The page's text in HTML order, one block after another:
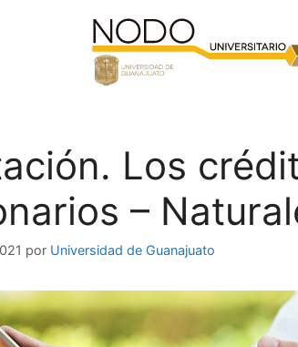
Los
–
por Universidad de Guanajuato